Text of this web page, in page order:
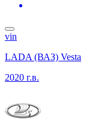
vin
LADA (ВАЗ) Vesta
2020 г.в.